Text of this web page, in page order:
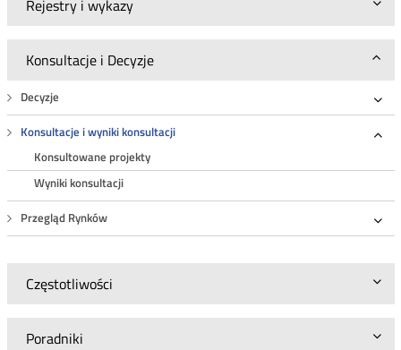
Rejestry i wykazy
Konsultacje i Decyzje
Decyzje
Konsultacje i wyniki konsultacji
Konsultowane projekty
Wyniki konsultacji
Przegląd Rynków
Częstotliwości
Poradniki